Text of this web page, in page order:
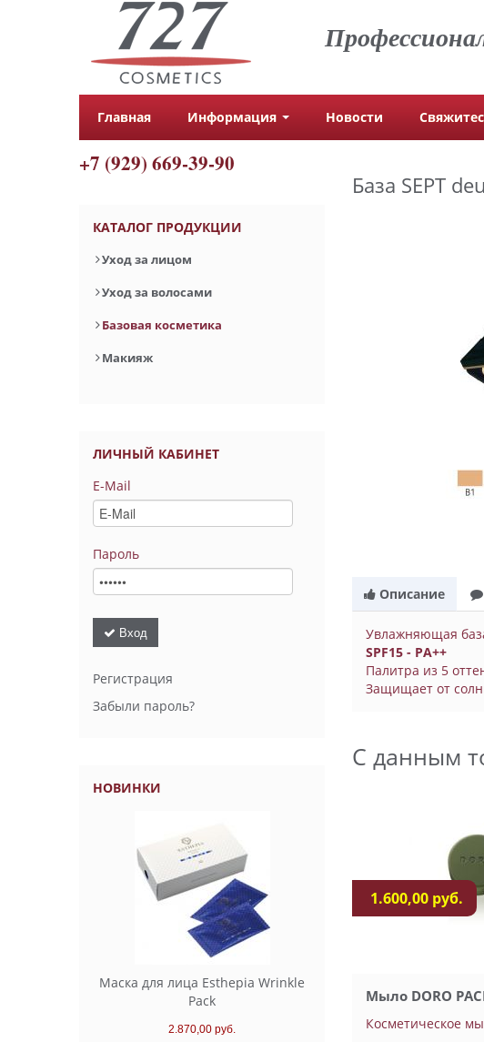
Главная Информация Новости
База SEPT
Описание
Увлажняющая
SPF15 - PA++
Палитра из 5
Защищает от
С данным
1.600,00 руб.
Мыло DORO
Косметическое
+7 (929) 669-39-90
КАТАЛОГ ПРОДУКЦИИ
Уход за лицом
Уход за волосами
Базовая косметика
Макияж
ЛИЧНЫЙ КАБИНЕТ
E-Mail
Пароль
Вход
Регистрация
Забыли пароль?
НОВИНКИ
Маска для лица Esthepia Wrinkle
Pack
2.870,00 руб.